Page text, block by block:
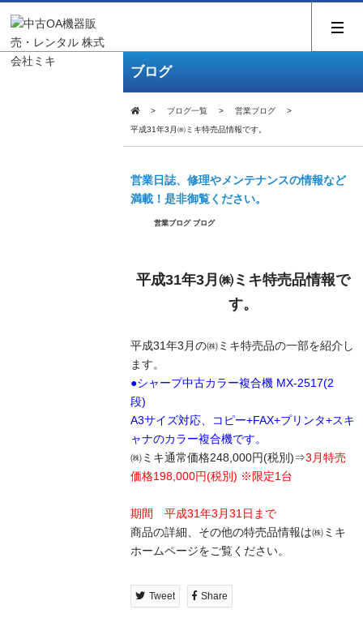
ブログ
ブログ一覧 営業ブログ
平成31年3月㈱ミキ特売品情報です。
営業日誌、修理やメンテナンスの情報など
満載！是非御覧ください。
営業ブログ ブログ
平成31年3月㈱ミキ特売品情報で
す。
平成31年3月の㈱ミキ特売品の一部を紹介し
ます。
●シャープ中古カラー複合機 MX-2517(2
段)
A3サイズ対応、コピー+FAX+プリンタ+スキ
ャナのカラー複合機です。
㈱ミキ通常価格248,000円(税別)⇒3月特売
価格198,000円(税別) ※限定1台
期間 平成31年3月31日まで
商品の詳細、その他の特売品情報は㈱ミキ
ホームページをご覧ください。
Tweet Share